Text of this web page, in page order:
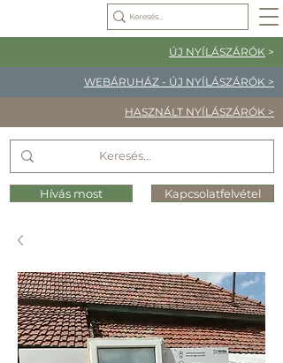
ÚJ NYÍLÁSZÁRÓK >
WEBÁRUHÁZ - ÚJ NYÍLÁSZÁRÓK >
HASZNÁLT NYÍLÁSZÁRÓK >
Hívás most Kapcsolatfelvétel